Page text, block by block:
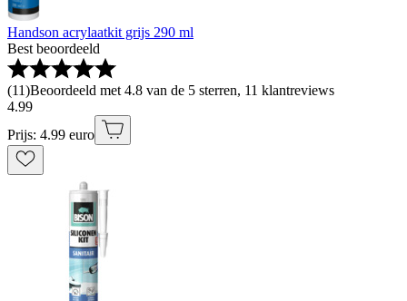
Handson acrylaatkit grijs 290 ml
Best beoordeeld
(11)Beoordeeld met 4.8 van de 5 sterren, 11 klantreviews
4.99
Prijs: 4.99 euro